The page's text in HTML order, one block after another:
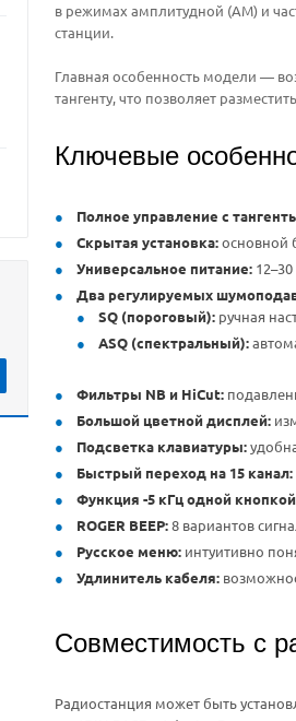
в режимах амплитудной (АМ) и
станции.
Главная особенность модели —
тангенту, что позволяет
Ключевые
Полное управление с
Скрытая установка:основной
Универсальное питание:
Два регулируемых
SQ (пороговый): ручная
ASQ (спектральный):
Фильтры NB и HiCut:
Большой цветной дисплей:
Подсветка клавиатуры:
Быстрый переход на 15 канал:
Функция -5 кГц одной
ROGER BEEP:8 вариантов
Русское меню: интуитивно
Удлинитель кабеля:
Совместимость с
Радиостанция может быть